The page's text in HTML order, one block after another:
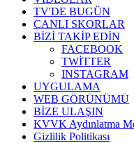
TV'DE BUGÜN
CANLI SKORLAR
BİZİ TAKİP EDİN
FACEBOOK
TWİTTER
INSTAGRAM
UYGULAMA
WEB GÖRÜNÜMÜ
BİZE ULAŞIN
KVVK Aydınlatma
Gizlilik Politikası